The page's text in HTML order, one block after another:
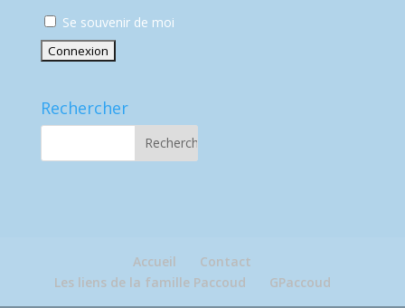
Se souvenir de moi
Rechercher
Accueil
Contact
Les liens de la famille Paccoud
GPaccoud